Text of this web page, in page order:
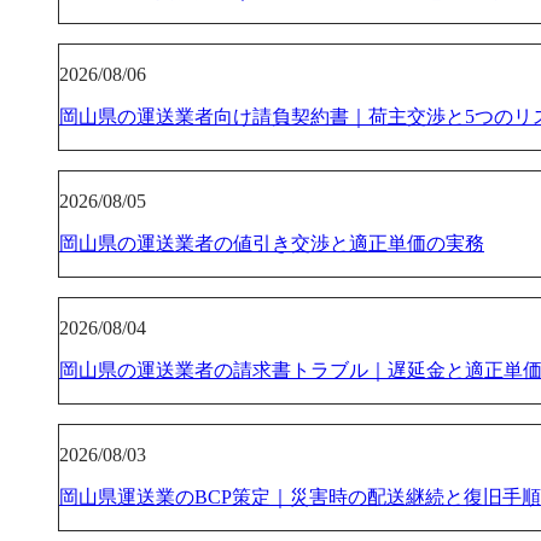
2026/08/06
岡山県の運送業者向け請負契約書｜荷主交渉と5つのリ
2026/08/05
岡山県の運送業者の値引き交渉と適正単価の実務
2026/08/04
岡山県の運送業者の請求書トラブル｜遅延金と適正単
2026/08/03
岡山県運送業のBCP策定｜災害時の配送継続と復旧手順